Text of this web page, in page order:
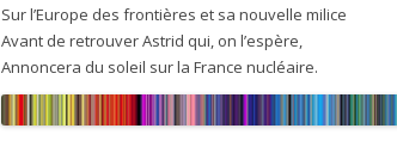
Sur l’Europe des frontières et sa nouvelle milice
Avant de retrouver Astrid qui, on l’espère,
Annoncera du soleil sur la France nucléaire.